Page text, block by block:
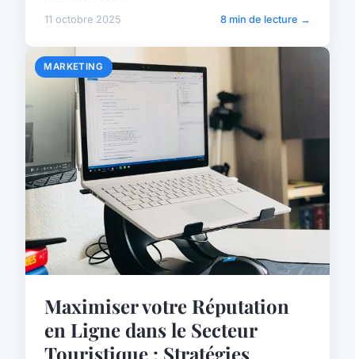
11 octobre 2025 8 min de lecture →
MARKETING
Maximiser votre Réputation
en Ligne dans le Secteur
Touristique : Stratégies